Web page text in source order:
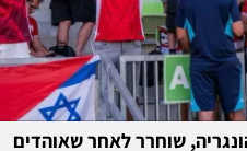
שוחרר לאחר שאוהדים